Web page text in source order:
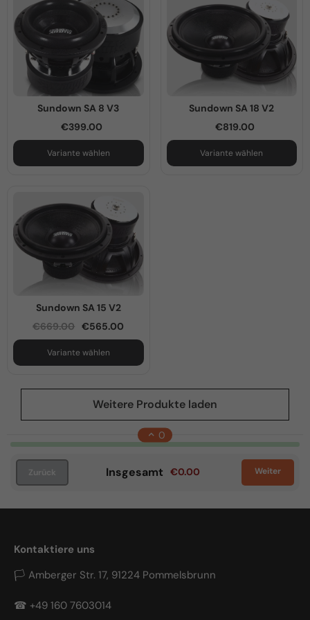
Sundown SA 8 V3
€399.00
Variante wählen
Sundown SA 18 V2
€819.00
Variante wählen
Sundown SA 15 V2
€669.00 €565.00
Variante wählen
Weitere Produkte laden
Zurück Insgesamt €0.00 Weiter
0
Kontaktiere uns
🏳 Amberger Str. 17, 91224 Pommelsbrunn
☎ +49 160 7603014